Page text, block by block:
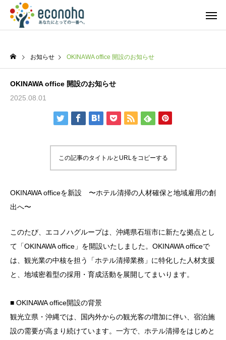
お知らせ OKINAWA office 開設のお知らせ
OKINAWA office 開設のお知らせ
2025.08.01
この記事のタイトルとURLをコピーする
OKINAWA officeを新設 〜ホテル清掃の人材確保と地域雇用の創
出へ〜
このたび、エコノハグループは、沖縄県石垣市に新たな拠点とし
て「OKINAWA office」を開設いたしました。OKINAWA officeで
は、観光業の中核を担う「ホテル清掃業務」に特化した人材支援
と、地域密着型の採用・育成活動を展開してまいります。
■ OKINAWA office開設の背景
観光立県・沖縄では、国内外からの観光客の増加に伴い、宿泊施
設の需要が高まり続けています。一方で、ホテル清掃をはじめと